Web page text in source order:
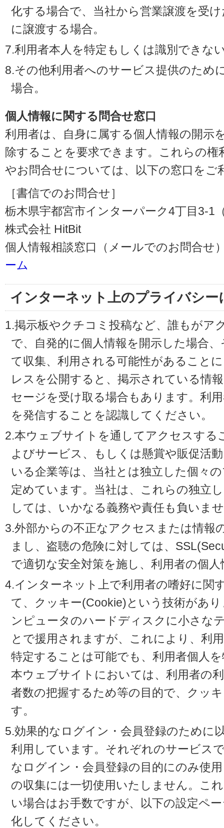
化する場合で、当社から営業譲渡を受
に譲渡する場合。
7.利用者本人を特定もしくは識別できな
8.その他利用者へのサービス提供のため
場合。
個人情報に関する問合せ窓口
利用者は、自身に属する個人情報の開示
除することを要求できます。これらの権
やお問合せについては、以下の窓口をご
［書信でのお問合せ］
栃木県宇都宮市インターパーク4丁目3-1
株式会社 HitBit
個人情報相談窓口（メールでのお問合せ
ーム
インターネット上のプライバシー
1.掲示板やクチコミ投稿など、誰もがア
で、自発的に個人情報を開示した場合
て収集、利用される可能性があること
レスを公開すると、掲示されている情
セージを受け取る場合もあります。利
を発信することを認識してください。
2.本ウェブサイトを通してアクセスする
よびサービス、もしくは懸賞や販促活
いる企業等は、当社とは独立した個々
定めています。当社は、これらの独立
しては、いかなる義務や責任も負いま
3.外部からの不正なアクセスまたは情報
まし、盗聴の危険に対しては、
で適切な安全対策を施し、利用者の個
4.インターネット上で利用者の嗜好に関
て、クッキー(Cookie)という技術があ
ンピュータのハードディスクに小さな
とで援用されますが、これにより、利
特定することは可能でも、利用者個人
本ウェブサイトにおいては、利用者の
者数の把握するため等の目的で、クッ
す。
5.効果的なログイン・会員登録のために
利用しています。それぞれのサービス
なログイン・会員登録の目的にのみ使
の収集には一切使用いたしません。こ
い場合はお手数ですが、以下の設定ペ
化してください。